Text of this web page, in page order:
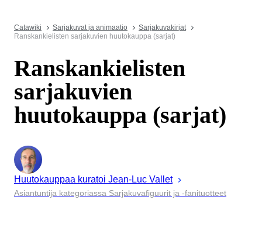
Catawiki Sarjakuvat ja animaatio
Sarjakuvakirjat
Ranskankielisten sarjakuvien huutokauppa (sarjat)
Ranskankielisten
sarjakuvien
huutokauppa (sarjat)
Huutokauppaa kuratoi Jean-Luc Vallet
Asiantuntija kategoriassa Sarjakuvafiguurit ja -fanituotteet